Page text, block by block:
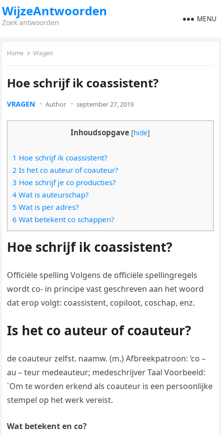
WijzeAntwoorden
Zoek antwoorden MENU
Home Vragen
Hoe schrijf ik coassistent?
VRAGEN Author september 27, 2019
Inhoudsopgave [hide]
1 Hoe schrijf ik coassistent?
2 Is het co auteur of coauteur?
3 Hoe schrijf je co producties?
4 Wat is auteurschap?
5 Wat is per adres?
6 Wat betekent co schappen?
Hoe schrijf ik coassistent?
Officiële spelling Volgens de officiële spellingregels
wordt co- in principe vast geschreven aan het woord
dat erop volgt: coassistent, copiloot, coschap, enz.
Is het co auteur of coauteur?
de coauteur zelfst. naamw. (m.) Afbreekpatroon: ‘co –
au – teur medeauteur; medeschrijver Taal Voorbeeld:
`Om te worden erkend als coauteur is een persoonlijke
stempel op het werk vereist.
Wat betekent en co?